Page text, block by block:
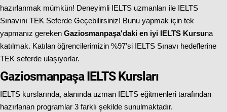
hazırlanmak mümkün! Deneyimli IELTS uzmanları ile IELTS
Sınavını TEK Seferde Geçebilirsiniz! Bunu yapmak için tek
yapmanız gereken Gaziosmanpaşa'daki en iyi IELTS Kursuna
katılmak. Katılan öğrencilerimizin %97'si IELTS Sınavı hedeflerine
TEK seferde ulaşıyorlar.
Gaziosmanpaşa IELTS Kursları
IELTS kurslarında, alanında uzman IELTS eğitmenleri tarafından
hazırlanan programlar 3 farklı şekilde sunulmaktadır.